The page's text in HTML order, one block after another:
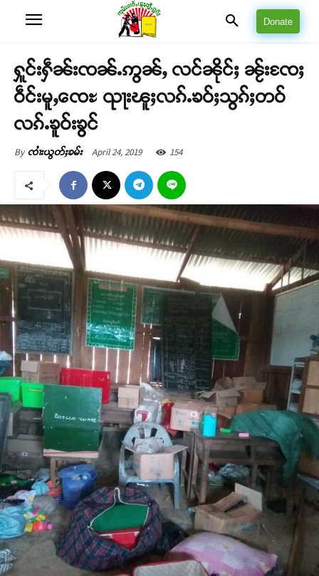
Donate
ႁူင်းႁဵၼ်းၸၼ်ႉဢွၼ်ႇ လင်ၼိုင်ႈ ၼႂ်းၸႄႈ
ဝဵင်းမူႇၸေႊ ၺႃးၽူႈလၵ်ႉၶဝ်ႈသွၵ်ႈတဝ်
လၵ်ႉၶူဝ်းၶွင်
By ၸၢႆးယွတ်ႈၶမ်း April 24, 2019 154